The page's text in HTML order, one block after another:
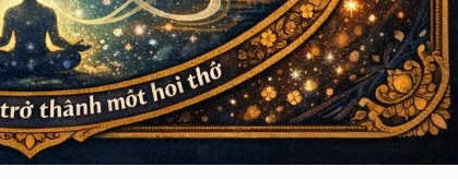
— Khi pháp giới nhìn lại chính mình qua thân
ta
HOA NGHIÊM THẾ KỶ 21 Tập I: CHƯƠNG 18
— Khi toàn bộ hành trình trở thành một hơi
thở